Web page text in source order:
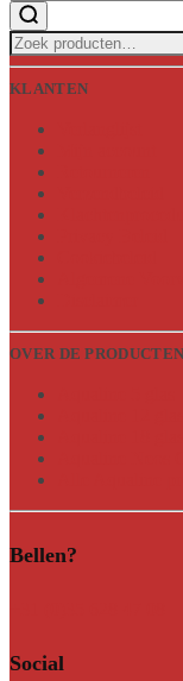
Zoeken
naar:
KLANTEN
OVER DE PRODUCTEN
Bellen?
Social